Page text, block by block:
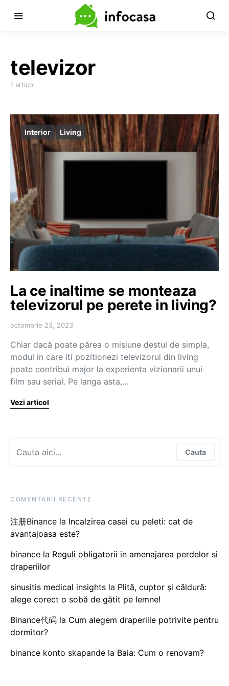
televizor
1 articol
Interior Living
La ce inaltime se monteaza
televizorul pe perete in living?
octombrie 23, 2023
Chiar dacă poate părea o misiune destul de simpla,
modul in care iti pozitionezi televizorul din living
poate contribui major la experienta vizionarii unui
film sau serial. Pe langa asta,…
Vezi articol
Cauta
COMENTARII RECENTE
注册Binance la Incalzirea casei cu peleti: cat de
avantajoasa este?
binance la Reguli obligatorii in amenajarea perdelor si
draperiilor
sinusitis medical insights la Plită, cuptor și căldură:
alege corect o sobă de gătit pe lemne!
Binance代码 la Cum alegem draperiile potrivite pentru
dormitor?
binance konto skapande la Baia: Cum o renovam?